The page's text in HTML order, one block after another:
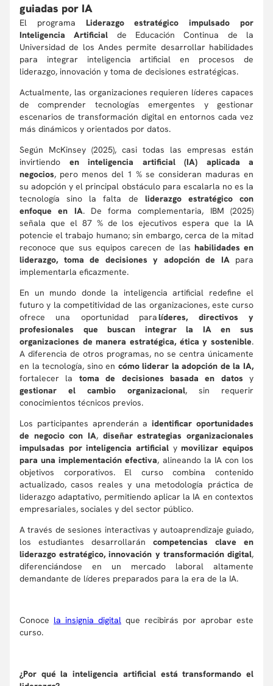
guiadas por IA
El programa Liderazgo estratégico impulsado por
Inteligencia Artificial de Educación Continua de la
Universidad de los Andes permite desarrollar habilidades
para integrar inteligencia artificial en procesos de
liderazgo, innovación y toma de decisiones estratégicas.
Actualmente, las organizaciones requieren líderes capaces
de comprender tecnologías emergentes y gestionar
escenarios de transformación digital en entornos cada vez
más dinámicos y orientados por datos.
Según McKinsey (2025), casi todas las empresas están
invirtiendo en inteligencia artificial (IA) aplicada a
negocios, pero menos del 1 % se consideran maduras en
su adopción y el principal obstáculo para escalarla no es la
tecnología sino la falta de liderazgo
estratégico con
enfoque en IA. De forma complementaria, IBM (2025)
señala que el 87 % de los ejecutivos espera que la IA
potencie el trabajo humano; sin embargo, cerca de la mitad
reconoce que sus equipos carecen de las habilidades en
liderazgo, toma de decisiones y adopción de IApara
implementarla eficazmente.
En un mundo donde la inteligencia artificial redefine el
futuro y la competitividad de las organizaciones, este curso
ofrece una oportunidad paralíderes, directivos y
profesionales que buscan integrar la IA en sus
organizaciones de manera estratégica, ética y sostenible.
A diferencia de otros programas, no se centra únicamente
en la tecnología, sino en cómo liderar la adopción de la IA,
fortalecer la toma de decisiones basada en datos y
gestionar el cambio organizacional, sin requerir
conocimientos técnicos previos.
Los participantes aprenderán aidentificar oportunidades
de negocio con IA, diseñar estrategias organizacionales
impulsadas por inteligencia artificial ymovilizar equipos
para una implementación efectiva, alineando la IA con los
objetivos corporativos. El curso combina contenido
actualizado, casos reales y una metodología práctica de
liderazgo adaptativo, permitiendo aplicar la IA en contextos
empresariales, sociales y del sector público.
A través de sesiones interactivas y autoaprendizaje guiado,
los estudiantes desarrollarán competencias clave en
liderazgo estratégico, innovación y transformación digital,
diferenciándose en un mercado laboral altamente
demandante de líderes preparados para la era de la IA.
Conoce la insignia digital que recibirás por aprobar este
curso.
¿Por qué la inteligencia artificial está transformando el